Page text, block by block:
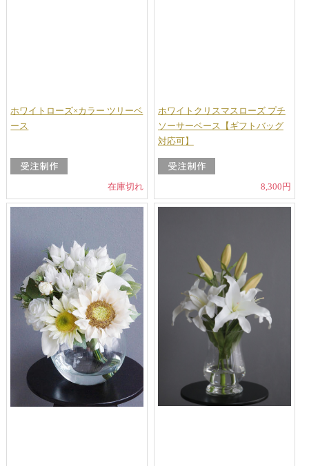
ホワイトローズ×カラー ツリーベ
ース
在庫切れ
ホワイトクリスマスローズ プチ
ソーサーベース【ギフトバッグ
対応可】
8,300円